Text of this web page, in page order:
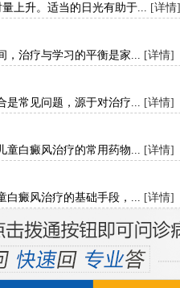
上升。适当的日光有助于... [详情]
，治疗与学习的平衡是家... [详情]
是常见问题，源于对治疗... [详情]
童白癜风治疗的常用药物... [详情]
白癜风治疗的基础手段，... [详情]